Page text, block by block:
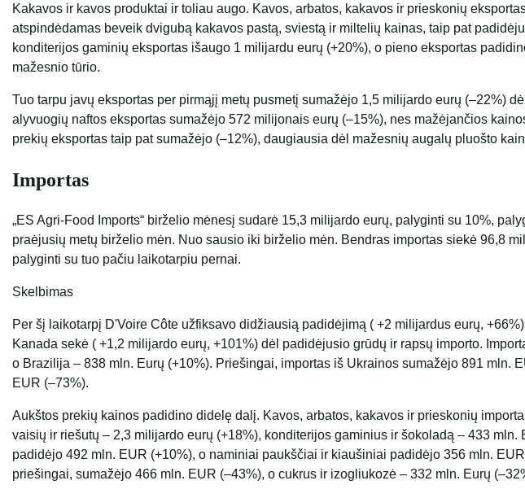
Kakavos ir kavos produktai ir toliau augo. Kavos, arbatos, kakavos ir prieskonių
atspindėdamas beveik dvigubą kakavos pastą, sviestą ir miltelių kainas, taip pat
konditerijos gaminių eksportas išaugo 1 milijardu eurų (+20%), o pieno eksportas
mažesnio tūrio.
Tuo tarpu javų eksportas per pirmąjį metų pusmetį sumažėjo 1,5 milijardo eurų (–22%)
alyvuogių naftos eksportas sumažėjo 572 milijonais eurų (–15%), nes mažėjančios
prekių eksportas taip pat sumažėjo (–12%), daugiausia dėl mažesnių augalų pluošto
Importas
„ES Agri-Food Imports“ birželio mėnesį sudarė 15,3 milijardo eurų, palyginti su 10%,
praėjusių metų birželio mėn. Nuo sausio iki birželio mėn. Bendras importas siekė 96,8
palyginti su tuo pačiu laikotarpiu pernai.
Skelbimas
Per šį laikotarpį D'Voire Côte užfiksavo didžiausią padidėjimą ( +2 milijardus eurų,
Kanada sekė ( +1,2 milijardo eurų, +101%) dėl padidėjusio grūdų ir rapsų importo.
o Brazilija – 838 mln. Eurų (+10%). Priešingai, importas iš Ukrainos sumažėjo 891 mln.
EUR (–73%).
Aukštos prekių kainos padidino didelę dalį. Kavos, arbatos, kakavos ir prieskonių
vaisių ir riešutų – 2,3 milijardo eurų (+18%), konditerijos gaminius ir šokoladą – 433 mln.
padidėjo 492 mln. EUR (+10%), o naminiai paukščiai ir kiaušiniai padidėjo 356 mln.
priešingai, sumažėjo 466 mln. EUR (–43%), o cukrus ir izogliukozė – 332 mln. Eurų